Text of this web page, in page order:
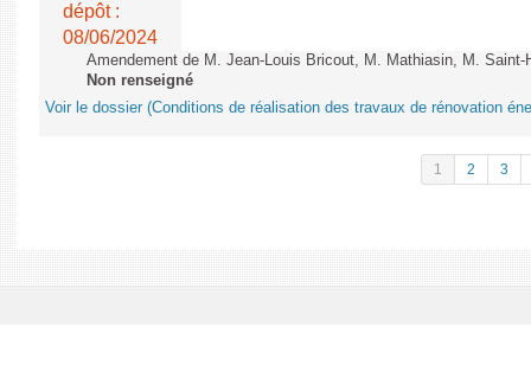
dépôt :
08/06/2024
Amendement de M. Jean-Louis Bricout, M. Mathiasin, M.
Non renseigné
Voir le dossier (Conditions de réalisation des travaux de rénovation
1 2 3